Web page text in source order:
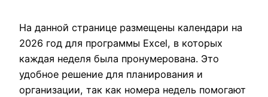
На данной странице размещены календари на
2026 год для программы Excel, в которых
каждая неделя была пронумерована. Это
удобное решение для планирования и
организации, так как номера недель помогают